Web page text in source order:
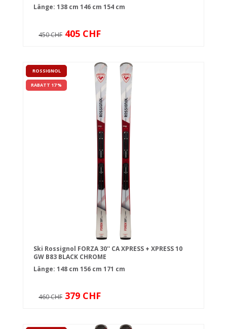
Länge: 138 cm 146 cm 154 cm
450 CHF 405 CHF
ROSSIGNOL
RABATT 17 %
Ski Rossignol FORZA 30'' CA XPRESS + XPRESS 10
GW B83 BLACK CHROME
Länge: 148 cm 156 cm 171 cm
460 CHF 379 CHF